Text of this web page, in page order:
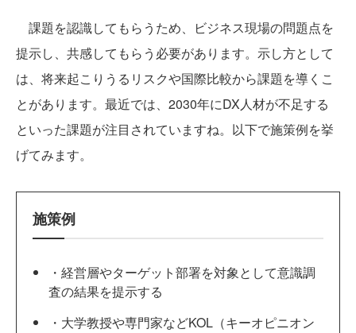
課題を認識してもらうため、ビジネス現場の問題点を
提示し、共感してもらう必要があります。示し方として
は、将来起こりうるリスクや国際比較から課題を導くこ
とがあります。最近では、2030年にDX人材が不足する
といった課題が注目されていますね。以下で施策例を挙
げてみます。
施策例
・経営層やターゲット部署を対象として意識調
査の結果を提示する
・大学教授や専門家などKOL（キーオピニオン